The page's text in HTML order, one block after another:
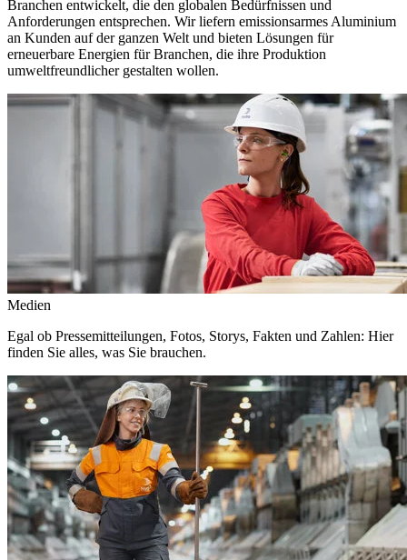
Branchen entwickelt, die den globalen Bedürfnissen und
Anforderungen entsprechen. Wir liefern emissionsarmes Aluminium
an Kunden auf der ganzen Welt und bieten Lösungen für
erneuerbare Energien für Branchen, die ihre Produktion
umweltfreundlicher gestalten wollen.
Medien
Egal ob Pressemitteilungen, Fotos, Storys, Fakten und Zahlen: Hier
finden Sie alles, was Sie brauchen.